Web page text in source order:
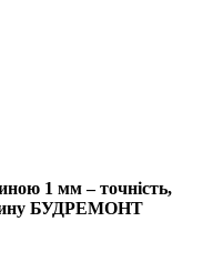
1 мм – точність,
БУДРЕМОНТ